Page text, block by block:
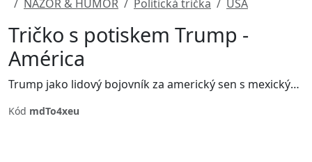
NÁZOR & HUMOR Politická trička USA
Tričko s potiskem Trump -
América
Trump jako lidový bojovník za americký sen s mexickým slovíčkem Amerika. :)
Kód mdTo4xeu